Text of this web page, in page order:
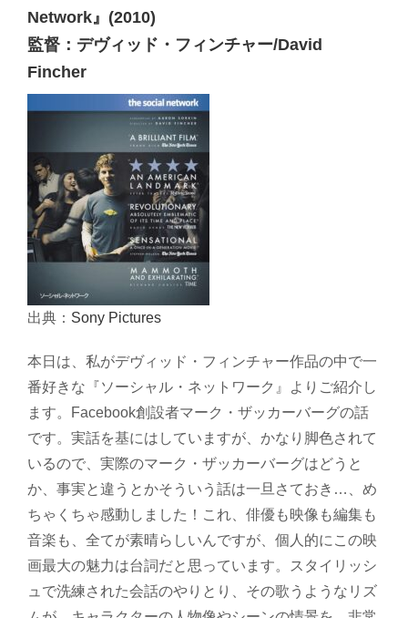
Network』(2010)
監督：デヴィッド・フィンチャー/David
Fincher
出典： Sony Pictures
本日は、私がデヴィッド・フィンチャー作品の中で一
番好きな『ソーシャル・ネットワーク』よりご紹介し
ます。Facebook創設者マーク・ザッカーバーグの話
です。実話を基にはしていますが、かなり脚色されて
いるので、実際のマーク・ザッカーバーグはどうと
か、事実と違うとかそういう話は一旦さておき…、め
ちゃくちゃ感動しました！これ、俳優も映像も編集も
音楽も、全てが素晴らしいんですが、個人的にこの映
画最大の魅力は台詞だと思っています。スタイリッシ
ュで洗練された会話のやりとり、その歌うようなリズ